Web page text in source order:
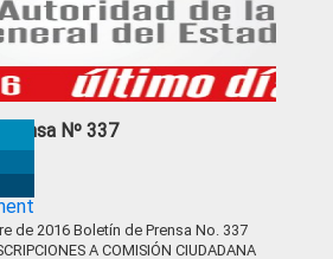
Nº 337
de 2016 Boletín de Prensa No. 337
A COMISIÓN CIUDADANA